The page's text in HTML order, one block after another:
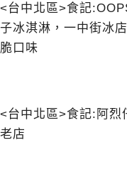
<台中北區>食記
子冰淇淋，一中街冰
脆口味
<台中北區>食記:阿烈
老店